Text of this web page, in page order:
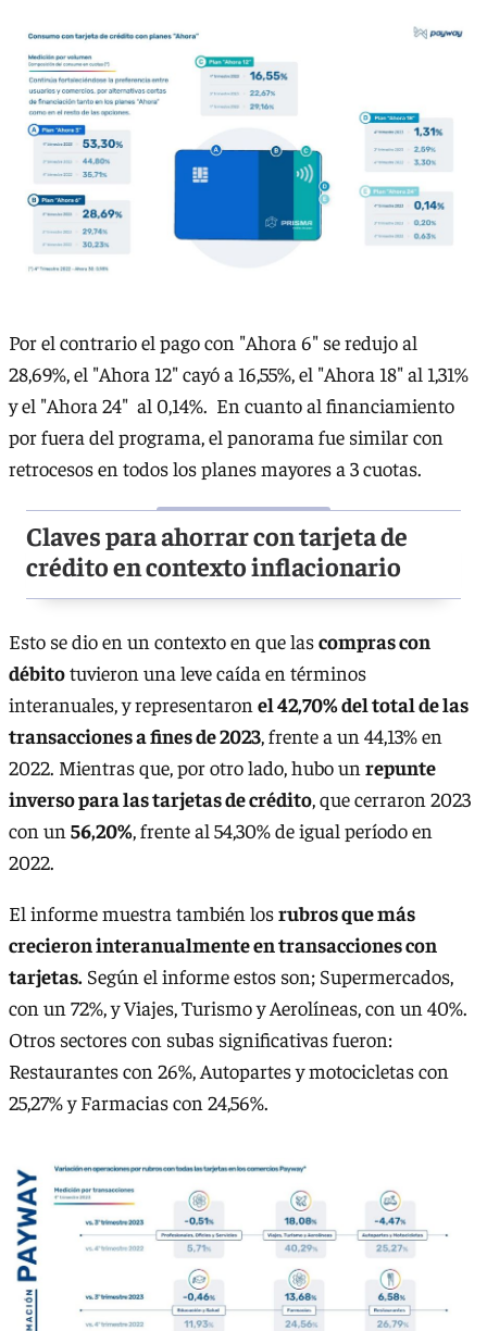
Por el contrario el pago con "Ahora 6" se redujo al
28,69%, el "Ahora 12" cayó a 16,55%, el "Ahora 18" al 1,31%
y el "Ahora 24" al 0,14%. En cuanto al financiamiento
por fuera del programa, el panorama fue similar con
retrocesos en todos los planes mayores a 3 cuotas.
Claves para ahorrar con tarjeta de
crédito en contexto inflacionario
Esto se dio en un contexto en que lascompras con
débitotuvieron una leve caída en términos
interanuales, y representaron el 42,70% del total de las
transacciones a fines de 2023, frente a un 44,13% en
2022. Mientras que, por otro lado, hubo un repunte
inverso para las tarjetas de crédito, que cerraron 2023
con un 56,20%, frente al 54,30% de igual período en
2022.
El informe muestra también losrubros que más
crecieron interanualmente en transacciones con
tarjetas. Según el informe estos son; Supermercados,
con un 72%, y Viajes, Turismo y Aerolíneas, con un 40%.
Otros sectores con subas significativas fueron:
Restaurantes con 26%, Autopartes y motocicletas con
25,27% y Farmacias con 24,56%.